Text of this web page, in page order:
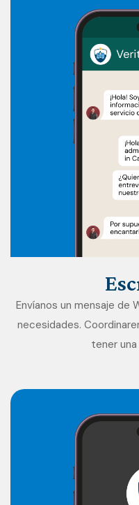
Envíanos un mensaje
necesidades.
tener